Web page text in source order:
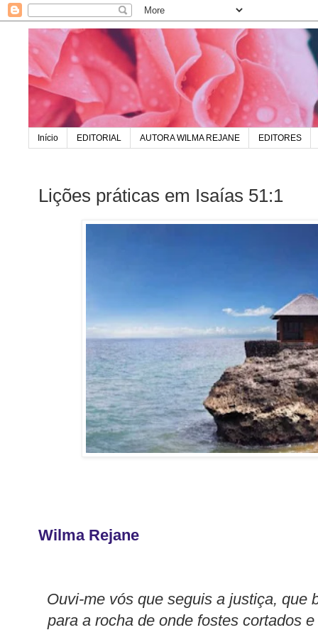
Início EDITORIAL AUTORA WILMA REJANE EDITORES
Lições práticas em Isaías 51:1
Wilma Rejane
Ouvi-me vós que seguis a justiça, que
para a rocha de onde fostes cortados